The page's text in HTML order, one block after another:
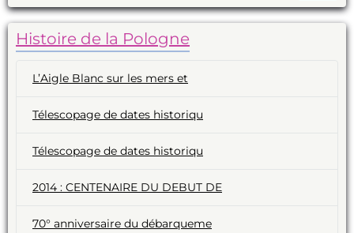
Histoire de la Pologne
L’Aigle Blanc sur les mers et
Télescopage de dates historiqu
Télescopage de dates historiqu
2014 : CENTENAIRE DU DEBUT DE
70° anniversaire du débarqueme